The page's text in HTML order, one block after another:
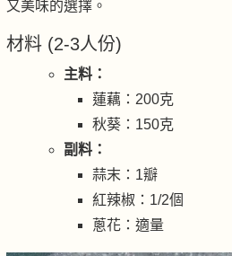
又美味的選擇。
材料 (2-3人份)
主料：
蓮藕：200克
秋葵：150克
副料：
蒜末：1瓣
紅辣椒：1/2個
蔥花：適量